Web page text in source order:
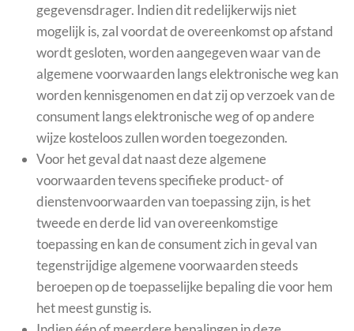
gegevensdrager. Indien dit redelijkerwijs niet
mogelijk is, zal voordat de overeenkomst op afstand
wordt gesloten, worden aangegeven waar van de
algemene voorwaarden langs elektronische weg kan
worden kennisgenomen en dat zij op verzoek van de
consument langs elektronische weg of op andere
wijze kosteloos zullen worden toegezonden.
Voor het geval dat naast deze algemene
voorwaarden tevens specifieke product- of
dienstenvoorwaarden van toepassing zijn, is het
tweede en derde lid van overeenkomstige
toepassing en kan de consument zich in geval van
tegenstrijdige algemene voorwaarden steeds
beroepen op de toepasselijke bepaling die voor hem
het meest gunstig is.